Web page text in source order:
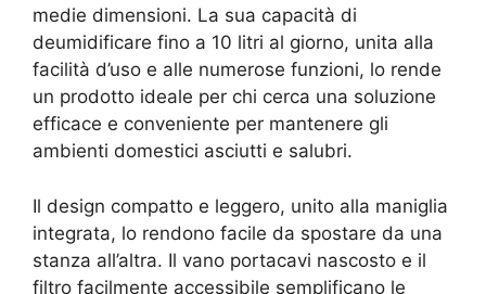
medie dimensioni. La sua capacità di
deumidificare fino a 10 litri al giorno, unita alla
facilità d’uso e alle numerose funzioni, lo rende
un prodotto ideale per chi cerca una soluzione
efficace e conveniente per mantenere gli
ambienti domestici asciutti e salubri.
Il design compatto e leggero, unito alla maniglia
integrata, lo rendono facile da spostare da una
stanza all’altra. Il vano portacavi nascosto e il
filtro facilmente accessibile semplificano le